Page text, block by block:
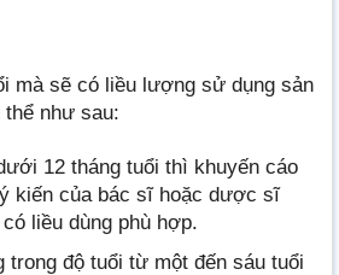
mà sẽ có liều lượng sử dụng sản
thể như sau:
12 tháng tuổi thì khuyến cáo
kiến của bác sĩ hoặc dược sĩ
liều dùng phù hợp.
độ tuổi từ một đến sáu tuổi